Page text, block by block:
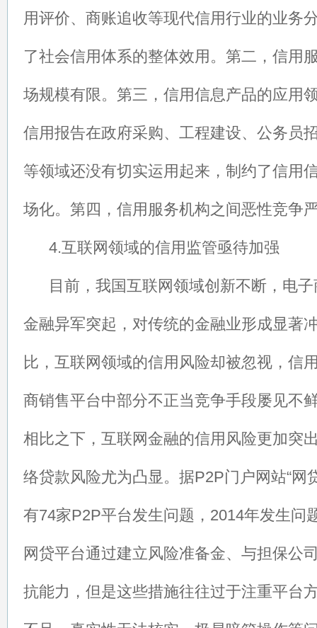
用评价、商账追收等现代信用行业的业务
了社会信用体系的整体效用。第二，信用
场规模有限。第三，信用信息产品的应用
信用报告在政府采购、工程建设、公务员
等领域还没有切实运用起来，制约了信用
场化。第四，信用服务机构之间恶性竞争
4.互联网领域的信用监管亟待加强
目前，我国互联网领域创新不断，电子
金融异军突起，对传统的金融业形成显著
比，互联网领域的信用风险却被忽视，信
商销售平台中部分不正当竞争手段屡见不
相比之下，互联网金融的信用风险更加突
络贷款风险尤为凸显。据P2P门户网站“网
有74家P2P平台发生问题，2014年发生问
网贷平台通过建立风险准备金、与担保公
抗能力，但是这些措施往往过于注重平台